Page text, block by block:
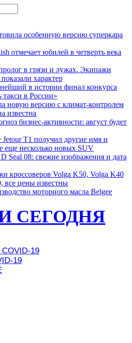
особенную версию суперкара
отмечает юбилей в четверть века
в грязи и лужах. Экипажи
характер
в истории финал конкурса
в России»
новую версию с климат-контролем
известна
бизнес-активности: август будет
T1 получил другие имя и
еще несколько новых SUV
Seal 08: свежие изображения и дата
кроссоверов Volga K50, Volga K40
все цены известны
моторного масла Belgee
СЕГОДНЯ
19
19